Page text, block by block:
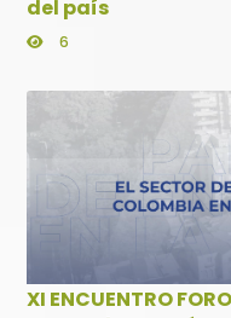
del país
6
XI ENCUENTRO